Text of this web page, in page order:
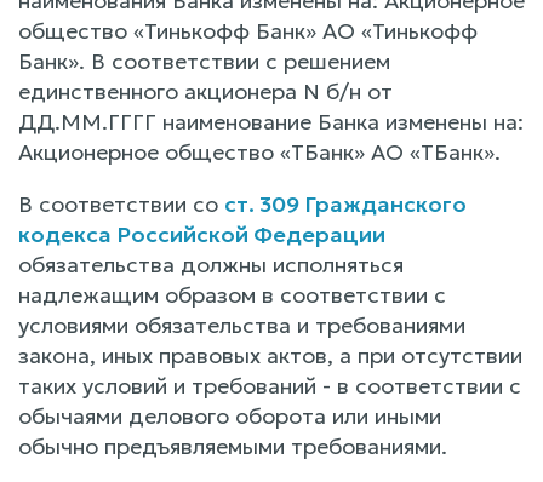
общество «Тинькофф Банк» АО «Тинькофф
Банк». В соответствии с решением
единственного акционера N б/н от
ДД.ММ.ГГГГ наименование Банка изменены на:
Акционерное общество «ТБанк» АО «ТБанк».
В соответствии со ст. 309 Гражданского
кодекса Российской Федерации
обязательства должны исполняться
надлежащим образом в соответствии с
условиями обязательства и требованиями
закона, иных правовых актов, а при отсутствии
таких условий и требований - в соответствии с
обычаями делового оборота или иными
обычно предъявляемыми требованиями.